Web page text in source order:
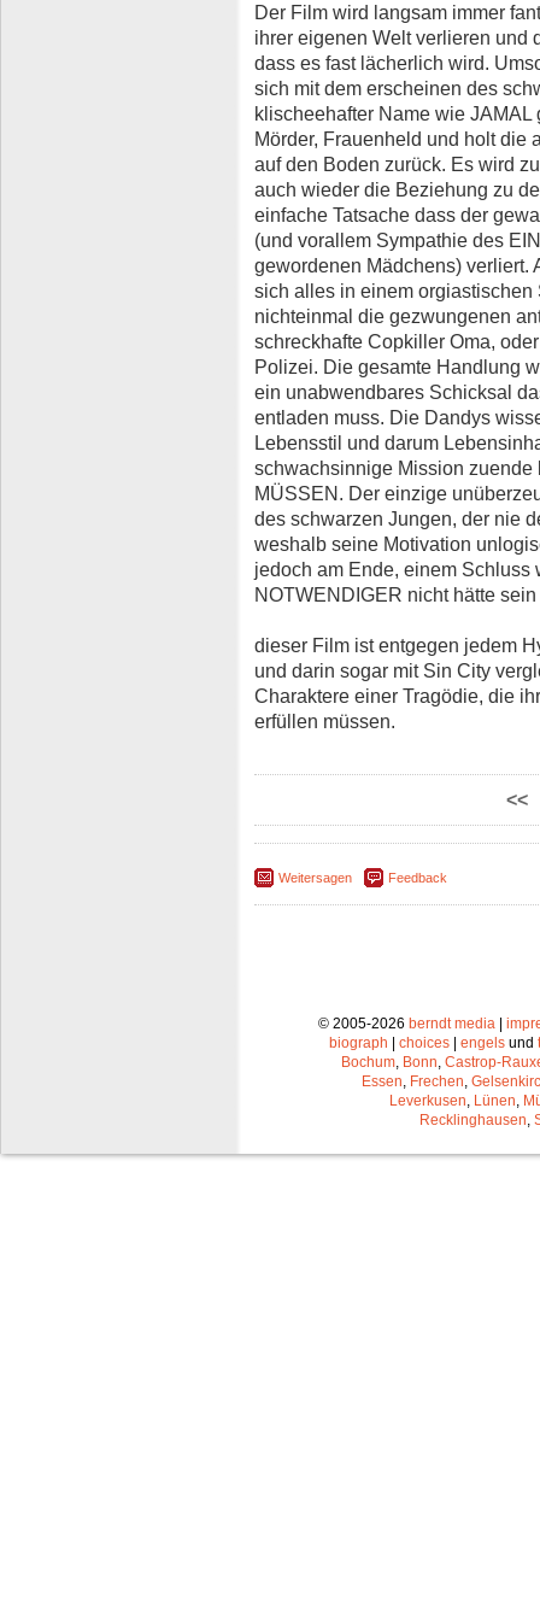
Der Film wird langsam immer
ihrer eigenen Welt verlieren und
dass es fast lächerlich wird.
sich mit dem erscheinen des
klischeehafter Name wie
Mörder, Frauenheld und holt die
auf den Boden zurück. Es wird
auch wieder die Beziehung zu
einfache Tatsache dass der
(und vorallem Sympathie des
gewordenen Mädchens) verliert.
sich alles in einem
nichteinmal die gezwungenen
schreckhafte Copkiller Oma,
Polizei. Die gesamte Handlung
ein unabwendbares Schicksal
entladen muss. Die Dandys
Lebensstil und darum
schwachsinnige Mission
MÜSSEN. Der einzige
des schwarzen Jungen, der nie
weshalb seine Motivation
jedoch am Ende, einem Schluss
NOTWENDIGER nicht hätte
dieser Film ist entgegen jedem
und darin sogar mit Sin City
Charaktere einer Tragödie, die
erfüllen müssen.
<<
Weitersagen Feedback
© 2005-2026 berndt media |
biograph | choices | engels und
Bochum Bonn Castrop-
Essen Frechen
Leverkusen Lünen
Recklinghausen